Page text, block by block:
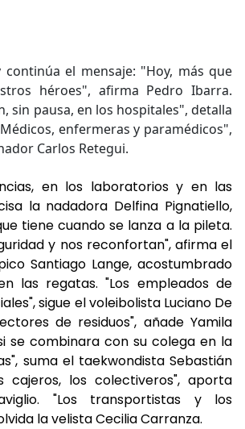
continúa el mensaje: "Hoy, más que
héroes", afirma Pedro Ibarra.
sin pausa, en los hospitales", detalla
enfermeras y paramédicos",
Carlos Retegui.
en los laboratorios y en las
la nadadora Delfina Pignatiello,
tiene cuando se lanza a la pileta.
y nos reconfortan", afirma el
Santiago Lange, acostumbrado
las regatas. "Los empleados de
sigue el voleibolista Luciano De
de residuos", añade Yamila
se combinara con su colega en la
suma el taekwondista Sebastián
cajeros, los colectiveros", aporta
"Los transportistas y los
la velista Cecilia Carranza.